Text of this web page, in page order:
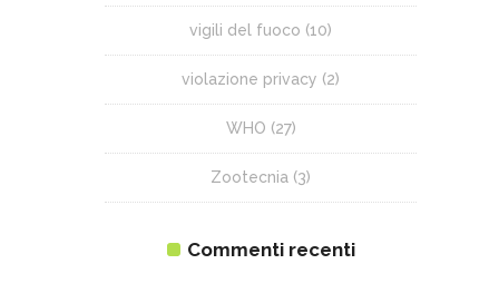
vigili del fuoco (10)
violazione privacy (2)
WHO (27)
Zootecnia (3)
Commenti recenti